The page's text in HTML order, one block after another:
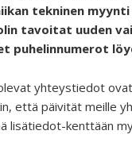
tekninen
tavoitat uuden
puhelinnumerot
yhteystiedot
että päivität meille
lisätiedot-kenttään